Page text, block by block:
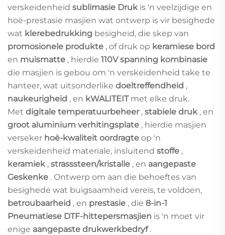
verskeidenheid sublimasie Druk is 'n veelzijdige en
hoë-prestasie masjien wat ontwerp is vir besighede
wat klerebedrukking besigheid, die skep van
promosionele produkte , of druk op keramiese bord
en muismatte , hierdie 110V spanning kombinasie
die masjien is gebou om 'n verskeidenheid take te
hanteer, wat uitsonderlike doeltreffendheid ,
naukeurigheid , en kWALITEIT met elke druk.
Met digitale temperatuurbeheer , stabiele druk , en
groot aluminium verhitingsplate , hierdie masjien
verseker hoë-kwaliteit oordragte op 'n
verskeidenheid materiale, insluitend stoffe ,
keramiek , strasssteen/kristalle , en aangepaste
Geskenke . Ontwerp om aan die behoeftes van
besighede wat buigsaamheid vereis, te voldoen,
betroubaarheid , en prestasie , die 8-in-1
Pneumatiese DTF-hittepersmasjien is 'n moet vir
enige aangepaste drukwerkbedryf.